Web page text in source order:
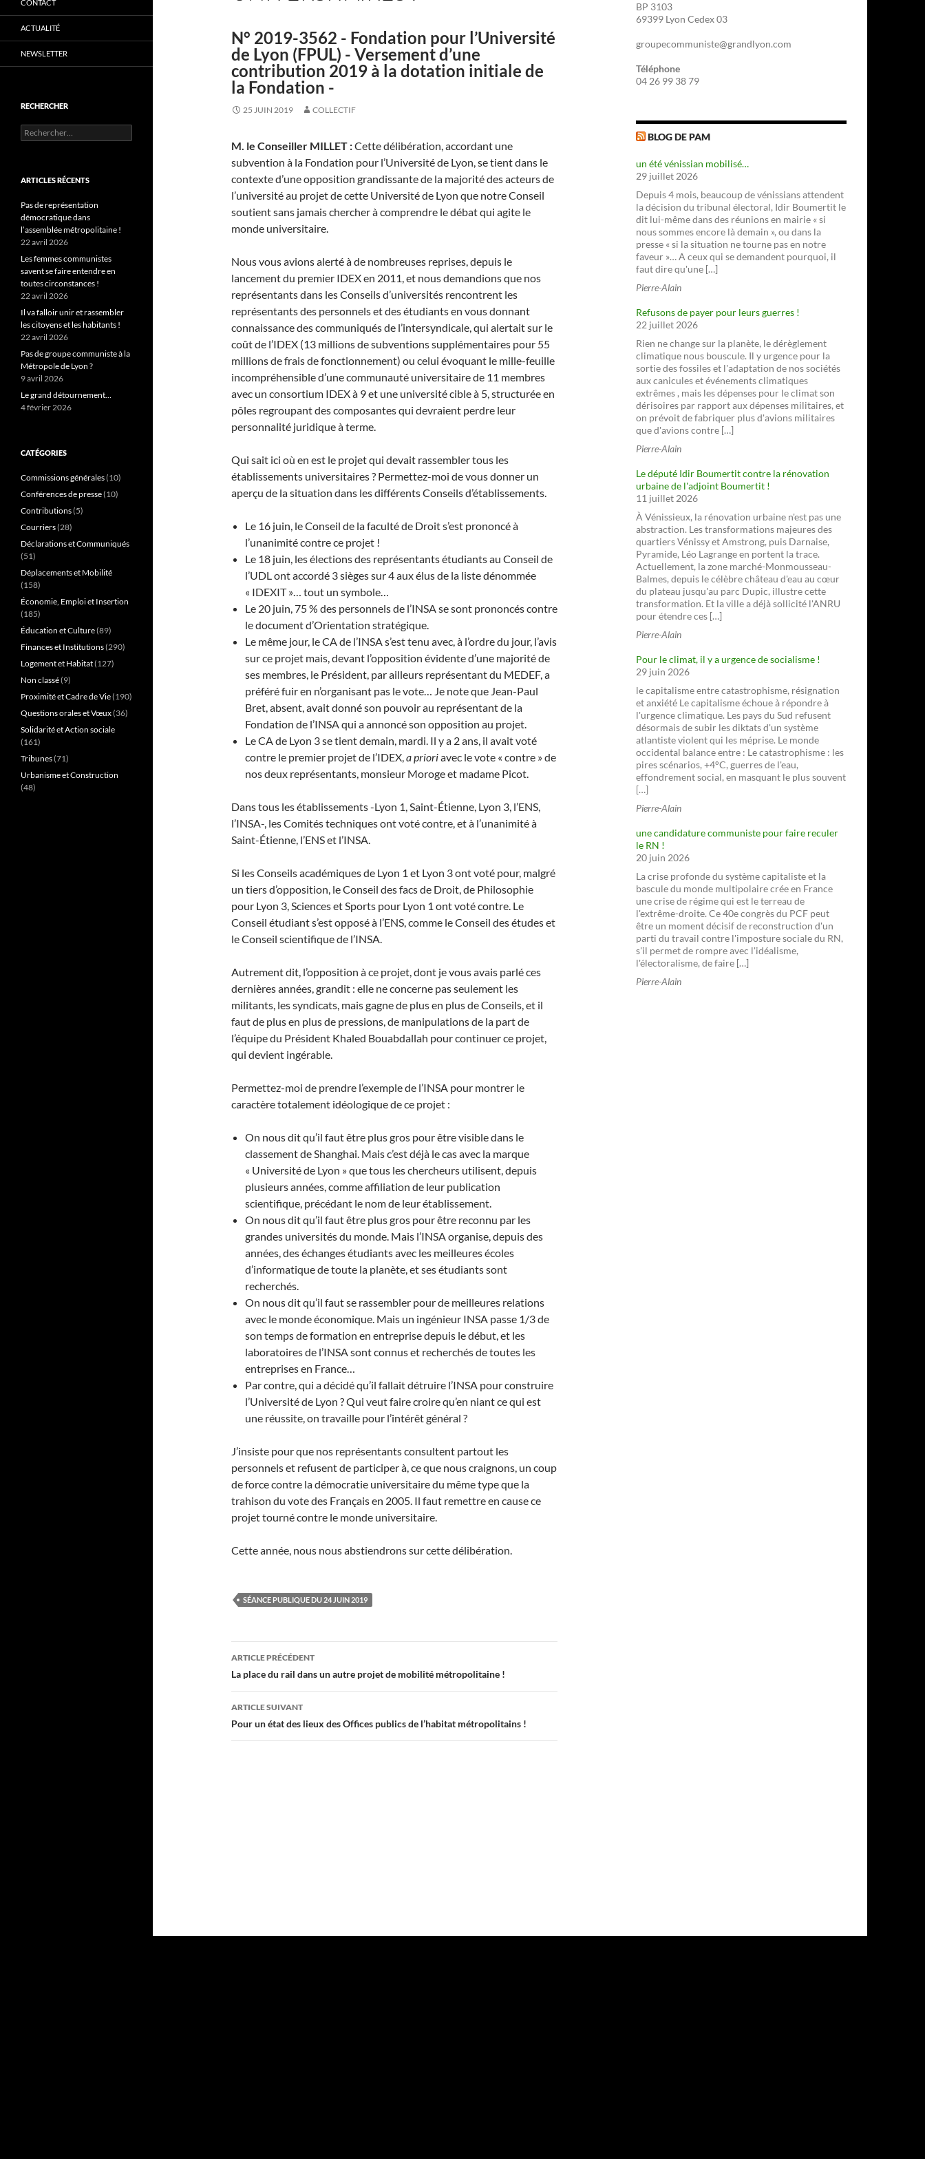
N° 2019-3562 - Fondation pour l’Université
de Lyon (FPUL) - Versement d’une
contribution 2019 à la dotation initiale de
la Fondation -
25 JUIN 2019 COLLECTIF
M. le Conseiller MILLET :Cette délibération, accordant une
subvention à la Fondation pour l’Université de Lyon, se tient dans le
contexte d’une opposition grandissante de la majorité des acteurs de
l’université au projet de cette Université de Lyon que notre Conseil
soutient sans jamais chercher à comprendre le débat qui agite le
monde universitaire.
Nous vous avions alerté à de nombreuses reprises, depuis le
lancement du premier IDEX en 2011, et nous demandions que nos
représentants dans les Conseils d’universités rencontrent les
représentants des personnels et des étudiants en vous donnant
connaissance des communiqués de l’intersyndicale, qui alertait sur le
coût de l’IDEX (13 millions de subventions supplémentaires pour 55
millions de frais de fonctionnement) ou celui évoquant le mille-feuille
incompréhensible d’une communauté universitaire de 11 membres
avec un consortium IDEX à 9 et une université cible à 5, structurée en
pôles regroupant des composantes qui devraient perdre leur
personnalité juridique à terme.
Qui sait ici où en est le projet qui devait rassembler tous les
établissements universitaires ? Permettez-moi de vous donner un
aperçu de la situation dans les différents Conseils d’établissements.
Le 16 juin, le Conseil de la faculté de Droit s’est prononcé à
l’unanimité contre ce projet !
Le 18 juin, les élections des représentants étudiants au Conseil de
l’UDL ont accordé 3 sièges sur 4 aux élus de la liste dénommée
« IDEXIT »… tout un symbole…
Le 20 juin, 75 % des personnels de l’INSA se sont prononcés contre
le document d’Orientation stratégique.
Le même jour, le CA de l’INSA s’est tenu avec, à l’ordre du jour, l’avis
sur ce projet mais, devant l’opposition évidente d’une majorité de
ses membres, le Président, par ailleurs représentant du MEDEF, a
préféré fuir en n’organisant pas le vote… Je note que Jean-Paul
Bret, absent, avait donné son pouvoir au représentant de la
Fondation de l’INSA qui a annoncé son opposition au projet.
Le CA de Lyon 3 se tient demain, mardi. Il y a 2 ans, il avait voté
contre le premier projet de l’IDEX,a prioriavec le vote « contre » de
nos deux représentants, monsieur Moroge et madame Picot.
Dans tous les établissements -Lyon 1, Saint-Étienne, Lyon 3, l’ENS,
l’INSA-, les Comités techniques ont voté contre, et à l’unanimité à
Saint-Étienne, l’ENS et l’INSA.
Si les Conseils académiques de Lyon 1 et Lyon 3 ont voté pour, malgré
un tiers d’opposition, le Conseil des facs de Droit, de Philosophie
pour Lyon 3, Sciences et Sports pour Lyon 1 ont voté contre. Le
Conseil étudiant s’est opposé à l’ENS, comme le Conseil des études et
le Conseil scientifique de l’INSA.
Autrement dit, l’opposition à ce projet, dont je vous avais parlé ces
dernières années, grandit : elle ne concerne pas seulement les
militants, les syndicats, mais gagne de plus en plus de Conseils, et il
faut de plus en plus de pressions, de manipulations de la part de
l’équipe du Président Khaled Bouabdallah pour continuer ce projet,
qui devient ingérable.
Permettez-moi de prendre l’exemple de l’INSA pour montrer le
caractère totalement idéologique de ce projet :
On nous dit qu’il faut être plus gros pour être visible dans le
classement de Shanghai. Mais c’est déjà le cas avec la marque
« Université de Lyon » que tous les chercheurs utilisent, depuis
plusieurs années, comme affiliation de leur publication
scientifique, précédant le nom de leur établissement.
On nous dit qu’il faut être plus gros pour être reconnu par les
grandes universités du monde. Mais l’INSA organise, depuis des
années, des échanges étudiants avec les meilleures écoles
d’informatique de toute la planète, et ses étudiants sont
recherchés.
On nous dit qu’il faut se rassembler pour de meilleures relations
avec le monde économique. Mais un ingénieur INSA passe 1/3 de
son temps de formation en entreprise depuis le début, et les
laboratoires de l’INSA sont connus et recherchés de toutes les
entreprises en France…
Par contre, qui a décidé qu’il fallait détruire l’INSA pour construire
l’Université de Lyon ? Qui veut faire croire qu’en niant ce qui est
une réussite, on travaille pour l’intérêt général ?
J’insiste pour que nos représentants consultent partout les
personnels et refusent de participer à, ce que nous craignons, un coup
de force contre la démocratie universitaire du même type que la
trahison du vote des Français en 2005. Il faut remettre en cause ce
projet tourné contre le monde universitaire.
Cette année, nous nous abstiendrons sur cette délibération.
SÉANCE PUBLIQUE DU 24 JUIN 2019
Navigation
des
articles
ARTICLE PRÉCÉDENT
La place du rail dans un autre projet de mobilité métropolitaine !
ARTICLE SUIVANT
Pour un état des lieux des Offices publics de l’habitat métropolitains !
BP 3103
69399 Lyon Cedex 03
groupecommuniste@grandlyon.com
Téléphone
04 26 99 38 79
BLOG DE PAM
un été vénissian mobilisé…
29 juillet 2026
Depuis 4 mois, beaucoup de vénissians attendent
la décision du tribunal électoral, Idir Boumertit le
dit lui-même dans des réunions en mairie « si
nous sommes encore là demain », ou dans la
presse « si la situation ne tourne pas en notre
faveur »… A ceux qui se demandent pourquoi, il
faut dire qu'une […]
Pierre-Alain
Refusons de payer pour leurs guerres !
22 juillet 2026
Rien ne change sur la planète, le dérèglement
climatique nous bouscule. Il y urgence pour la
sortie des fossiles et l'adaptation de nos sociétés
aux canicules et événements climatiques
extrêmes , mais les dépenses pour le climat son
dérisoires par rapport aux dépenses militaires, et
on prévoit de fabriquer plus d'avions militaires
que d'avions contre […]
Pierre-Alain
Le député Idir Boumertit contre la rénovation
urbaine de l'adjoint Boumertit !
11 juillet 2026
À Vénissieux, la rénovation urbaine n'est pas une
abstraction. Les transformations majeures des
quartiers Vénissy et Amstrong, puis Darnaise,
Pyramide, Léo Lagrange en portent la trace.
Actuellement, la zone marché-Monmousseau-
Balmes, depuis le célèbre château d'eau au cœur
du plateau jusqu'au parc Dupic, illustre cette
transformation. Et la ville a déjà sollicité l'ANRU
pour étendre ces […]
Pierre-Alain
Pour le climat, il y a urgence de socialisme !
29 juin 2026
le capitalisme entre catastrophisme, résignation
et anxiété Le capitalisme échoue à répondre à
l'urgence climatique. Les pays du Sud refusent
désormais de subir les diktats d'un système
atlantiste violent qui les méprise. Le monde
occidental balance entre : Le catastrophisme : les
pires scénarios, +4°C, guerres de l'eau,
effondrement social, en masquant le plus souvent
[…]
Pierre-Alain
une candidature communiste pour faire reculer
le RN !
20 juin 2026
La crise profonde du système capitaliste et la
bascule du monde multipolaire crée en France
une crise de régime qui est le terreau de
l'extrême-droite. Ce 40e congrès du PCF peut
être un moment décisif de reconstruction d'un
parti du travail contre l'imposture sociale du RN,
s'il permet de rompre avec l'idéalisme,
l'électoralisme, de faire […]
Pierre-Alain
CONTACT
ACTUALITÉ
NEWSLETTER
RECHERCHER
Rechercher :
ARTICLES RÉCENTS
Pas de représentation
démocratique dans
l’assemblée métropolitaine !
22 avril 2026
Les femmes communistes
savent se faire entendre en
toutes circonstances !
22 avril 2026
Il va falloir unir et rassembler
les citoyens et les habitants !
22 avril 2026
Pas de groupe communiste à la
Métropole de Lyon ?
9 avril 2026
Le grand détournement…
4 février 2026
CATÉGORIES
Commissions générales(10)
Conférences de presse(10)
Contributions(5)
Courriers(28)
Déclarations et Communiqués
(51)
Déplacements et Mobilité
(158)
Économie, Emploi et Insertion
(185)
Éducation et Culture(89)
Finances et Institutions(290)
Logement et Habitat(127)
Non classé(9)
Proximité et Cadre de Vie(190)
Questions orales et Vœux(36)
Solidarité et Action sociale
(161)
Tribunes(71)
Urbanisme et Construction
(48)